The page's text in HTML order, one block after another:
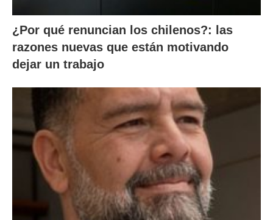
¿Por qué renuncian los chilenos?: las
razones nuevas que están motivando
dejar un trabajo